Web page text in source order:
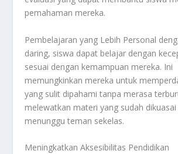
pemahaman mereka.
Pembelajaran yang Lebih Personal
daring, siswa dapat belajar dengan
sesuai dengan kemampuan mereka. Ini
memungkinkan mereka untuk
yang sulit dipahami tanpa merasa
melewatkan materi yang sudah
menunggu teman sekelas.
Meningkatkan Aksesibilitas Pendidikan